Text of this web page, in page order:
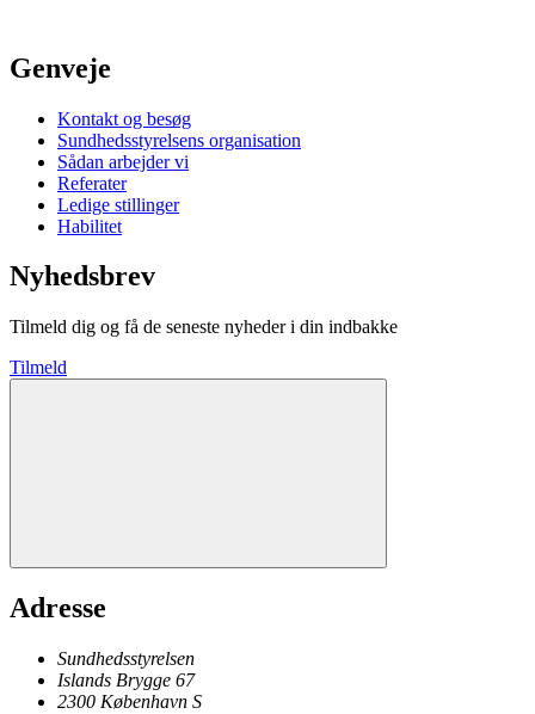
Genveje
Kontakt og besøg
Sundhedsstyrelsens organisation
Sådan arbejder vi
Referater
Ledige stillinger
Habilitet
Nyhedsbrev
Tilmeld dig og få de seneste nyheder i din indbakke
Tilmeld
Adresse
Sundhedsstyrelsen
Islands Brygge 67
2300 København S